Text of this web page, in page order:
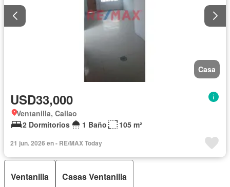
Casa
USD33,000
Ventanilla, Callao
2 Dormitorios
1 Baño 105 m²
21 jun. 2026 en - RE/MAX Today
Ventanilla Casas Ventanilla